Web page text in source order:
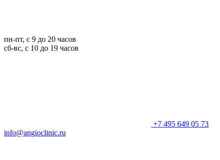
пн-пт, с 9 до 20 часов
сб-вс, с 10 до 19 часов
+7 495 649 05 73
info@angioclinic.ru